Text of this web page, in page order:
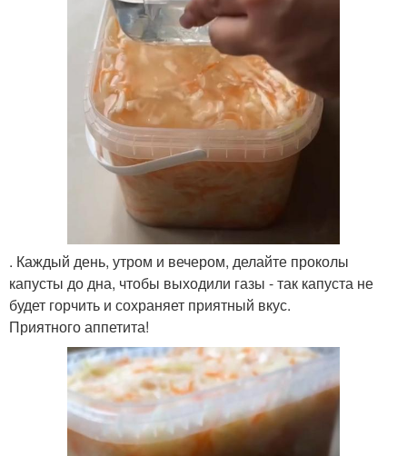
. Каждый день, утром и вечером, делайте проколы
капусты до дна, чтобы выходили газы - так капуста не
будет горчить и сохраняет приятный вкус.
Приятного аппетита!